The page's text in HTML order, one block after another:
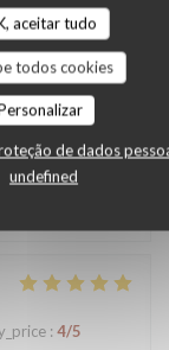
aceitar tudo
todos cookies
de dados
undefined
et de l'accueil.
: 4/5